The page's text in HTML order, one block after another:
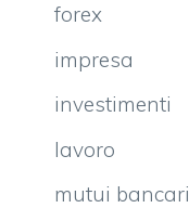
forex
impresa
investimenti
lavoro
mutui bancari